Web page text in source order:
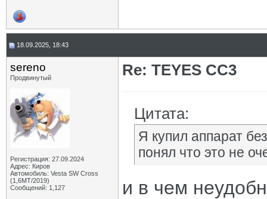
18.09.2025, 18:43
sereno
Продвинутый
Регистрация: 27.09.2024
Адрес: Киров
Автомобиль: Vesta SW Cross
(1,6МТ/2019)
Сообщений: 1,127
Re: TEYES CC3
Цитата:
Я купил аппарат
понял что это не
и в чем